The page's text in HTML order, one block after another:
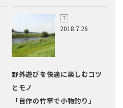
2018.7.26
野外遊びを快適に楽しむコツ
とモノ
「自作の竹竿で小物釣り」